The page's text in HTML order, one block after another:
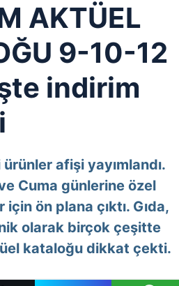
AKTÜEL
9-10-12
indirim
afişi yayımlandı.
Cuma günlerine özel
ön plana çıktı. Gıda,
olarak birçok çeşitte
kataloğu dikkat çekti.